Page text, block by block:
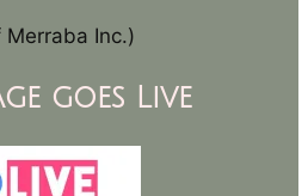
Inc.)
goes Live